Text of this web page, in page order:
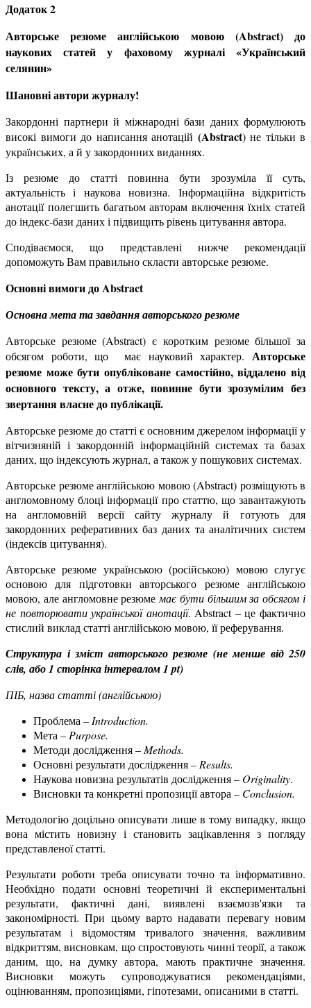
Додаток 2
Авторське резюме англійською мовою (Abstract) до
наукових статей у фаховому журналі «Український
селянин»
Шановні автори журналу!
Закордонні партнери й міжнародні бази даних формулюють
високі вимоги до написання анотацій (Abstract) не тільки в
українських, а й у закордонних виданнях.
Із резюме до статті повинна бути зрозуміла її суть,
актуальність і наукова новизна. Інформаційна відкритість
анотації полегшить багатьом авторам включення їхніх статей
до індекс-бази даних і підвищить рівень цитування автора.
Сподіваємося, що представлені нижче рекомендації
допоможуть Вам правильно скласти авторське резюме.
Основні вимоги до Abstract
Основна мета та завдання авторського резюме
Авторське резюме (Abstract) є коротким резюме більшої за
обсягом роботи, що має науковий характер. Авторське
резюме може бути опубліковане самостійно, віддалено від
основного тексту, а отже, повинне бути зрозумілим без
звертання власне до публікації.
Авторське резюме до статті є основним джерелом інформації у
вітчизняній і закордонній інформаційній системах та базах
даних, що індексують журнал, а також у пошукових системах.
Авторське резюме англійською мовою (Abstract) розміщують в
англомовному блоці інформації про статтю, що завантажують
на англомовній версії сайту журналу й готують для
закордонних реферативних баз даних та аналітичних систем
(індексів цитування).
Авторське резюме українською (російською) мовою слугує
основою для підготовки авторського резюме англійською
мовою, але англомовне резюме має бути більшим за обсягом і
не повторювати української анотації. Abstract – це фактично
стислий виклад статті англійською мовою, її реферування.
Структура і зміст авторського резюме (не менше від 250
слів, або 1 сторінка інтервалом 1 pt)
ПІБ, назва статті (англійською)
Проблема – Introduction.
Мета – Purpose.
Методи дослідження – Methods.
Основні результати дослідження – Results.
Наукова новизна результатів дослідження – Originality.
Висновки та конкретні пропозиції автора – Conclusion.
Методологію доцільно описувати лише в тому випадку, якщо
вона містить новизну і становить зацікавлення з погляду
представленої статті.
Результати роботи треба описувати точно та інформативно.
Необхідно подати основні теоретичні й експериментальні
результати, фактичні дані, виявлені взаємозв'язки та
закономірності. При цьому варто надавати перевагу новим
результатам і відомостям тривалого значення, важливим
відкриттям, висновкам, що спростовують чинні теорії, а також
даним, що, на думку автора, мають практичне значення.
Висновки можуть супроводжуватися рекомендаціями,
оцінюванням, пропозиціями, гіпотезами, описаними в статті.